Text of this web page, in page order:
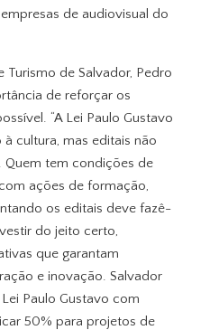
de audiovisual do
Turismo de Salvador, Pedro
de reforçar os
“A Lei Paulo Gustavo
cultura, mas editais não
Quem tem condições de
ações de formação,
os editais deve fazê-
do jeito certo,
que garantam
e inovação. Salvador
Paulo Gustavo com
50% para projetos de